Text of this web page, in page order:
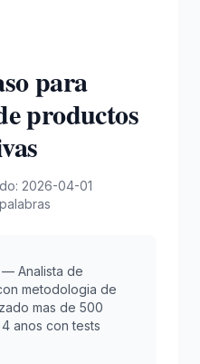
para
productos
2026-04-01
— Analista de
metodologia de
mas de 500
anos con tests